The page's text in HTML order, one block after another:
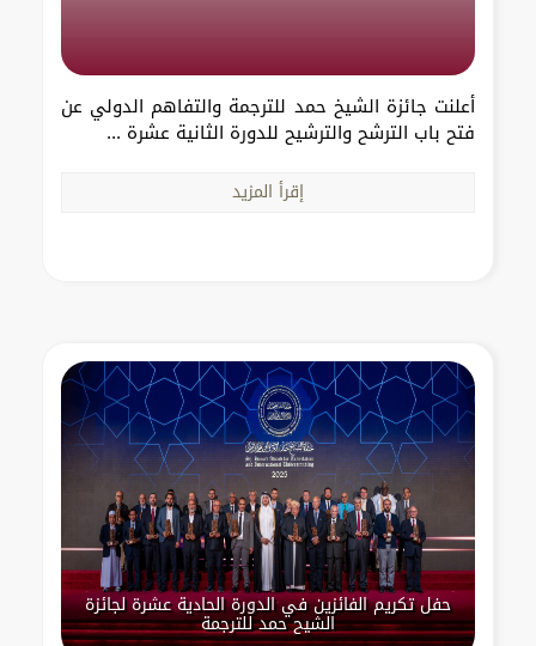
أعلنت جائزة الشيخ حمد للترجمة والتفاهم الدولي عن
فتح باب الترشح والترشيح للدورة الثانية عشرة ...
إقرأ المزيد
حفل تكريم الفائزين في الدورة الحادية عشرة لجائزة
الشيح حمد للترجمة